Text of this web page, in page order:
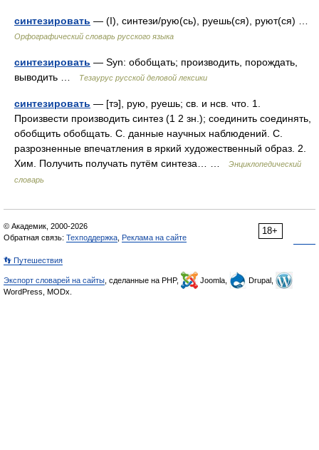
синтезировать — (I), синтези/рую(сь), руешь(ся), руют(ся) …
Орфографический словарь русского языка
синтезировать — Syn: обобщать; производить, порождать,
выводить …
Тезаурус русской деловой лексики
синтезировать — [тэ], рую, руешь; св. и нсв. что. 1.
Произвести производить синтез (1 2 зн.); соединить соединять,
обобщить обобщать. С. данные научных наблюдений. С.
разрозненные впечатления в яркий художественный образ. 2.
Хим. Получить получать путём синтеза… …
Энциклопедический
словарь
18+
© Академик, 2000-2026
Обратная связь: Техподдержка Реклама на сайте
👣 Путешествия
Экспорт словарей на сайты , сделанные на PHP, Joomla,
Drupal,
WordPress, MODx.